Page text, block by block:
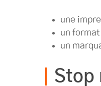
une
un
un
Stop